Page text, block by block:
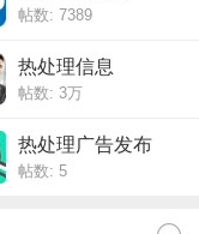
帖数: 7389
热处理信息
帖数: 3万
热处理广告发布
帖数: 5